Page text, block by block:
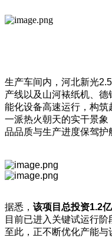
生产车间内，河北新光
产线以及山河裱纸机、
能化设备高速运行，构
一派热火朝天的实干景
品品质与生产进度保驾护
据悉， 该项目总投资1.2
目前已进入关键试运行
至此，正不断优化产能